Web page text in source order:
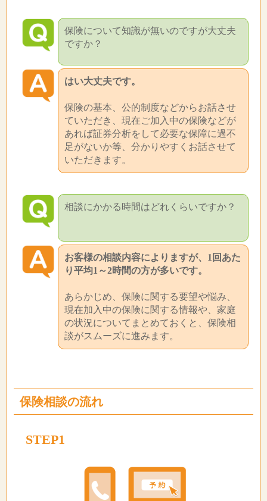
保険について知識が無いのですが大丈夫
ですか？
はい大丈夫です。
保険の基本、公的制度などからお話させ
ていただき、現在ご加入中の保険などが
あれば証券分析をして必要な保障に過不
足がないか等、分かりやすくお話させて
いただきます。
相談にかかる時間はどれくらいですか？
お客様の相談内容によりますが、1回あた
り平均1～2時間の方が多いです。
あらかじめ、保険に関する要望や悩み、
現在加入中の保険に関する情報や、家庭
の状況についてまとめておくと、保険相
談がスムーズに進みます。
保険相談の流れ
STEP1